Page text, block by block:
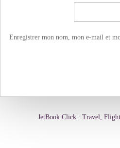
Enregistrer mon nom, mon e-mail et
JetBook.Click : Travel,